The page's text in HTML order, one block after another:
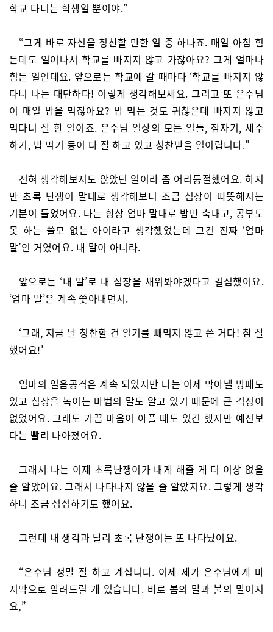
학교 다니는 학생일 뿐이야.”
“그게 바로 자신을 칭찬할 만한 일 중 하나죠. 매일 아침 힘
든데도 일어나서 학교를 빠지지 않고 가잖아요? 그게 얼마나
힘든 일인데요. 앞으로는 학교에 갈 때마다 ‘학교를 빠지지 않
다니 나는 대단하다! 이렇게 생각해보세요. 그리고 또 은수님
이 매일 밥을 먹잖아요? 밥 먹는 것도 귀찮은데 빠지지 않고
먹다니 잘 한 일이죠. 은수님 일상의 모든 일들, 잠자기, 세수
하기, 밥 먹기 등이 다 잘 하고 있고 칭찬받을 일이랍니다.”
전혀 생각해보지도 않았던 일이라 좀 어리둥절했어요. 하지
만 초록 난쟁이 말대로 생각해보니 조금 심장이 따뜻해지는
기분이 들었어요. 나는 항상 엄마 말대로 밥만 축내고, 공부도
못 하는 쓸모 없는 아이라고 생각했었는데 그건 진짜 ‘엄마
말’인 거였어요. 내 말이 아니라.
앞으로는 ‘내 말’로 내 심장을 채워봐야겠다고 결심했어요.
‘엄마 말’은 계속 쫓아내면서.
‘그래, 지금 날 칭찬할 건 일기를 빼먹지 않고 쓴 거다! 참 잘
했어요!’
엄마의 얼음공격은 계속 되었지만 나는 이제 막아낼 방패도
있고 심장을 녹이는 마법의 말도 알고 있기 때문에 큰 걱정이
없었어요. 그래도 가끔 마음이 아플 때도 있긴 했지만 예전보
다는 빨리 나아졌어요.
그래서 나는 이제 초록난쟁이가 내게 해줄 게 더 이상 없을
줄 알았어요. 그래서 나타나지 않을 줄 알았지요. 그렇게 생각
하니 조금 섭섭하기도 했어요.
그런데 내 생각과 달리 초록 난쟁이는 또 나타났어요.
“은수님 정말 잘 하고 계십니다. 이제 제가 은수님에게 마
지막으로 알려드릴 게 있습니다. 바로 봄의 말과 불의 말이지
요,”